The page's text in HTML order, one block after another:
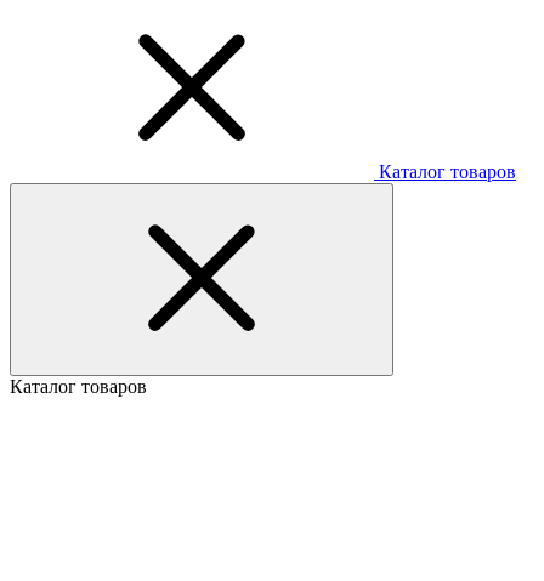
Каталог товаров
Каталог товаров